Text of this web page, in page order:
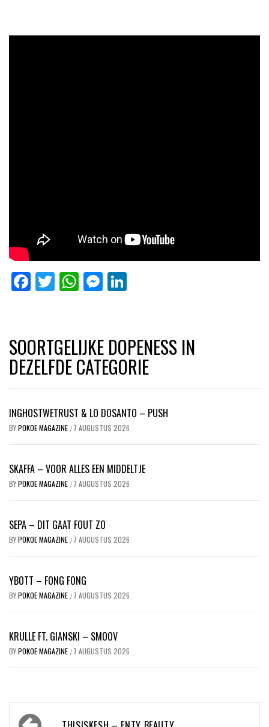
Facebook
Twitter
WhatsApp
Messenger
SOORTGELIJKE DOPENESS IN
DEZELFDE CATEGORIE
INGHOSTWETRUST & LO DOSANTO – PUSH
BYPOKOE MAGAZINE / 7 AUGUSTUS 2026
SKAFFA – VOOR ALLES EEN MIDDELTJE
BYPOKOE MAGAZINE / 7 AUGUSTUS 2026
SEPA – DIT GAAT FOUT ZO
BYPOKOE MAGAZINE / 7 AUGUSTUS 2026
YBOTT – FONG FONG
BYPOKOE MAGAZINE / 7 AUGUSTUS 2026
KRULLE FT. GIANSKI – SMOOV
BYPOKOE MAGAZINE / 7 AUGUSTUS 2026
Bericht